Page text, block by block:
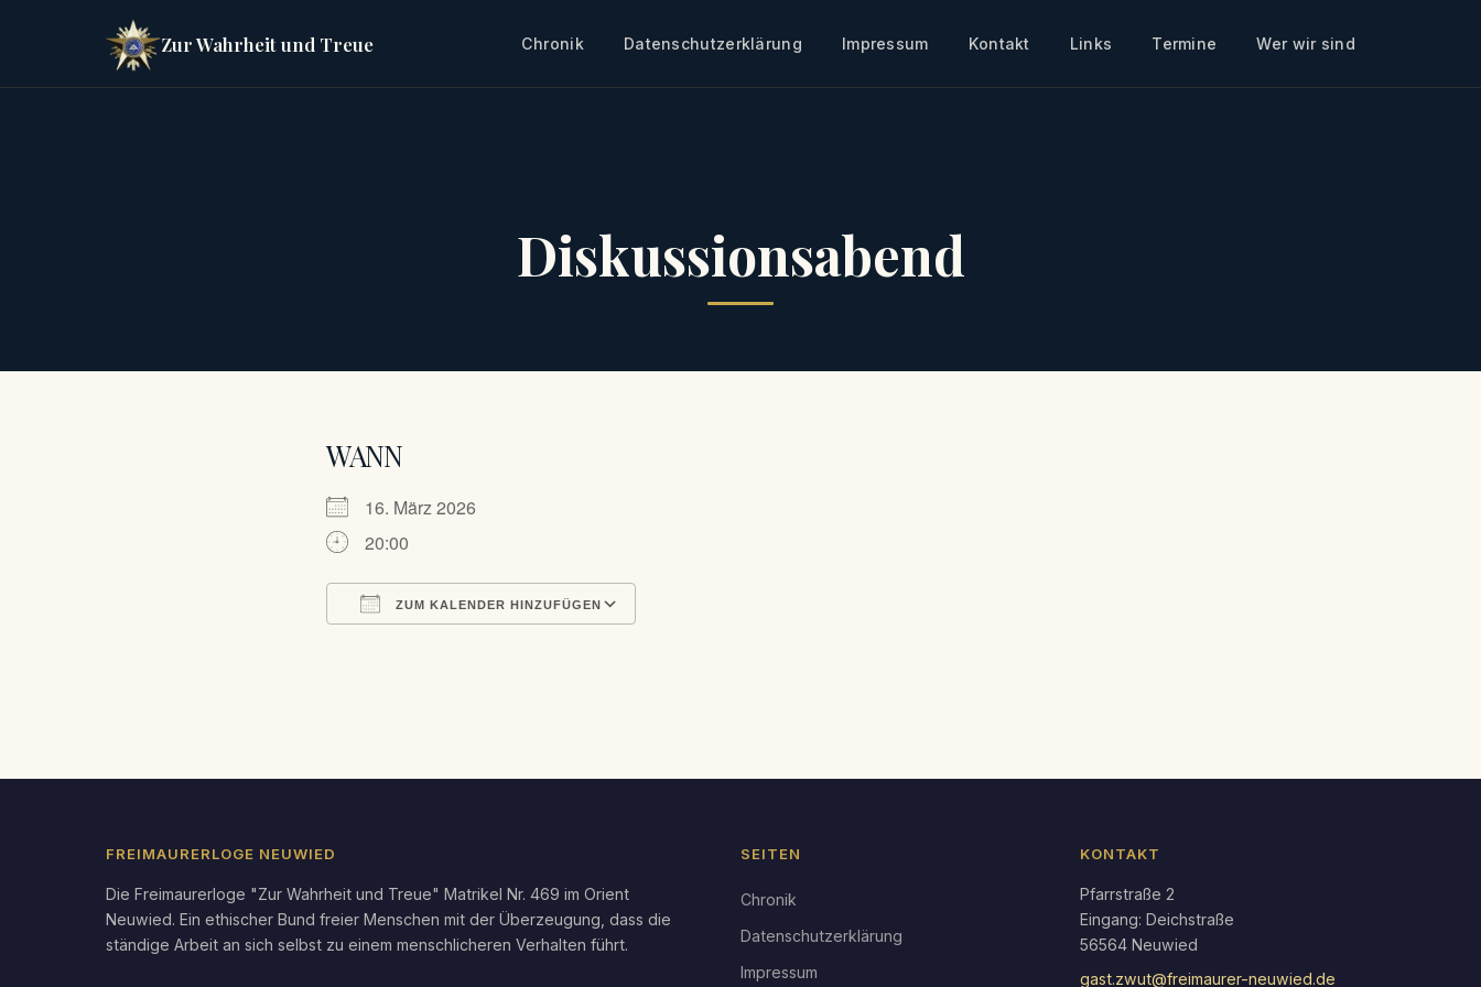
Zur Wahrheit und Treue Chronik Datenschutzerklärung Impressum Kontakt Links Termine Wer wir sind
Diskussionsabend
WANN
16. März 2026
20:00
ZUM KALENDER HINZUFÜGEN
FREIMAURERLOGE NEUWIED
Die Freimaurerloge "Zur Wahrheit und Treue" Matrikel Nr. 469 im Orient
Neuwied. Ein ethischer Bund freier Menschen mit der Überzeugung, dass die
ständige Arbeit an sich selbst zu einem menschlicheren Verhalten führt.
SEITEN
Chronik
Datenschutzerklärung
Impressum
KONTAKT
Pfarrstraße 2
Eingang: Deichstraße
56564 Neuwied
gast.zwut@freimaurer-neuwied.de